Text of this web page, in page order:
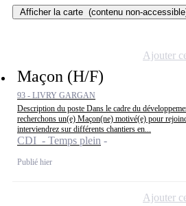
Afficher la carte (contenu non-
Maçon (H/F)
93 - LIVRY GARGAN
Description du poste Dans le cadre du
recherchons un(e) Maçon(ne) motivé(e) pour
interviendrez sur différents chantiers en...
CDI - Temps plein
Publié hier
Ajouter
Ajouter